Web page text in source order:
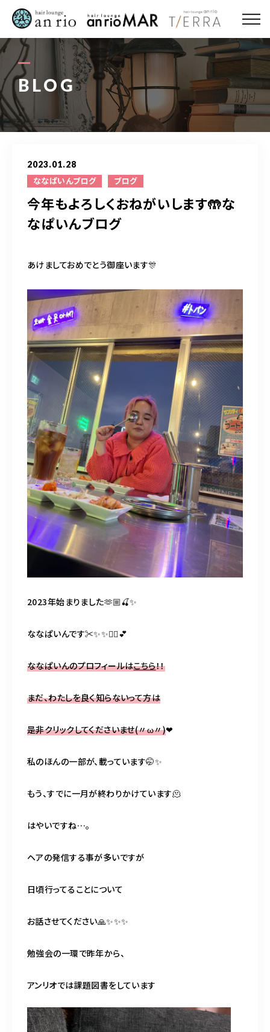
BLOG
2023.01.28
ななぱいんブログ ブログ
今年もよろしくおねがいします🤲な
なぱいんブログ
あけましておめでとう御座います🎊
2023年始まりました🫶🏼🍒✨
ななぱいんです✂︎✨✨🙇‍♀️💕
ななぱいんのプロフィールはこちら！！
まだ、わたしを良く知らないって方は
是非クリックしてくださいませ(〃ω〃)❤
私のほんの一部が、載っています🤭✨
もう、すでに一月が終わりかけています🫠
はやいですね…。
ヘアの発信する事が多いですが
日頃行ってることについて
お話させてください🙏✨✨✨
勉強会の一環で昨年から、
アンリオでは課題図書をしています
ABOUT US
MENU
STYLE
STAFF〈anrio MAR〉
STAFF〈anrio TIERRA〉
ACCESS
CONTACT
098-943-5969
【an rio】営業時間 10:00～19:00（日月除く）
098-917-5366
【anrio MAR】営業時間 10:00～19:00（日月除く）
098-917-5366
【anrio TIERRA】営業時間 9:00～17:00（日月除く）